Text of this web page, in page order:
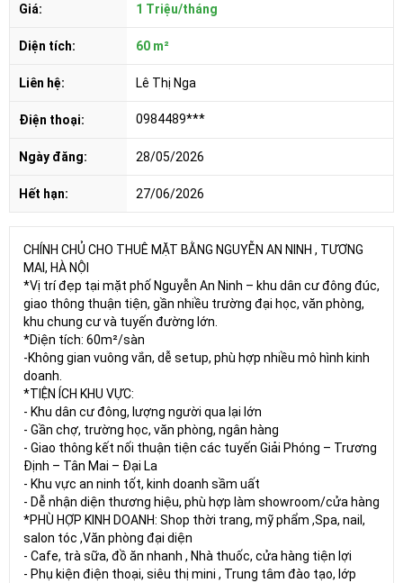
Giá: 1 Triệu/tháng
Diện tích: 60 m²
Liên hệ: Lê Thị Nga
Điện thoại: 0984489***
Ngày đăng: 28/05/2026
Hết hạn: 27/06/2026
CHÍNH CHỦ CHO THUÊ MẶT BẰNG NGUYỄN AN NINH , TƯƠNG
MAI, HÀ NỘI
*Vị trí đẹp tại mặt phố Nguyễn An Ninh – khu dân cư đông đúc,
giao thông thuận tiện, gần nhiều trường đại học, văn phòng,
khu chung cư và tuyến đường lớn.
*Diện tích: 60m²/sàn
-Không gian vuông vắn, dễ setup, phù hợp nhiều mô hình kinh
doanh.
*TIỆN ÍCH KHU VỰC:
- Khu dân cư đông, lượng người qua lại lớn
- Gần chợ, trường học, văn phòng, ngân hàng
- Giao thông kết nối thuận tiện các tuyến Giải Phóng – Trương
Định – Tân Mai – Đại La
- Khu vực an ninh tốt, kinh doanh sầm uất
- Dễ nhận diện thương hiệu, phù hợp làm showroom/cửa hàng
*PHÙ HỢP KINH DOANH: Shop thời trang, mỹ phẩm ,Spa, nail,
salon tóc ,Văn phòng đại diện
- Cafe, trà sữa, đồ ăn nhanh , Nhà thuốc, cửa hàng tiện lợi
- Phụ kiện điện thoại, siêu thị mini , Trung tâm đào tạo, lớp